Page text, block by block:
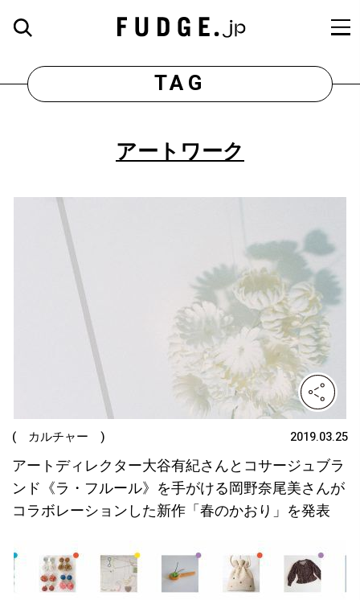
TAG
アートワーク
( カルチャー ) 2019.03.25
アートディレクター大谷有紀さんとコサージュブラ
ンド《ラ・フルール》を手がける岡野奈尾美さんが
コラボレーションした新作「春のかおり」を発表